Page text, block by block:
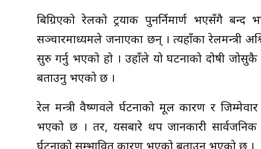
बिग्रिएको रेलको ट्रयाक पुनर्निमार्ण भएसँगै
सञ्चारमाध्यमले जनाएका छन् । त्यहाँका रेलमन्त्री
सुरु गर्नु भएको हो । उहाँले यो घटनाको दोषी
बताउनु भएको छ ।
रेल मन्त्री वैष्णवले दुर्घटनाको मूल कारण र
भएको छ । तर, यसबारे थप जानकारी सार्वजनिक